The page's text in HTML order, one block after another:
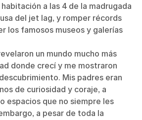
a las 4 de la madrugada
del jet lag, y romper récords
los famosos museos y galerías
un mundo mucho más
donde crecí y me mostraron
Mis padres eran
de curiosidad y coraje, a
espacios que no siempre les
a pesar de toda la